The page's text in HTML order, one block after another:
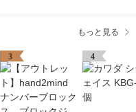
もっと見る
3 4